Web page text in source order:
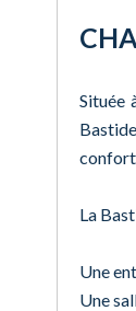
Située
La
Une
Une